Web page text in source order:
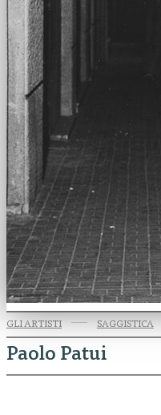
GLI ARTISTI SAGGISTICA
Paolo Patui